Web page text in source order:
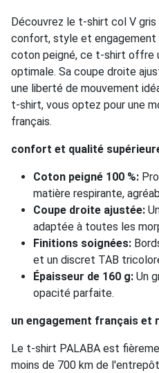
Découvrez le t-shirt col V
confort, style et engagement
coton peigné, ce t-shirt offre
optimale. Sa coupe droite
une liberté de mouvement
t-shirt, vous optez pour une
français.
confort et qualité
Coton peigné 100 %:
matière respirante,
Coupe droite ajustée:
adaptée à toutes les
Finitions soignées:
et un discret TAB
Épaisseur de 160 g: Un
opacité parfaite.
un engagement français et
Le t-shirt PALABA est
moins de 700 km de